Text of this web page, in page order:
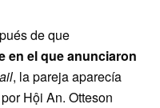
de que
en el que anunciaron
, la pareja aparecía
Hội An. Otteson